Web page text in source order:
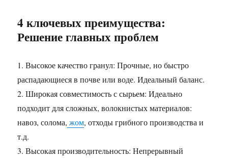
4 ключевых преимущества:
Решение главных проблем
1. Высокое качество гранул: Прочные, но быстро
распадающиеся в почве или воде. Идеальный баланс.
2. Широкая совместимость с сырьем: Идеально
подходит для сложных, волокнистых материалов:
навоз, солома, жом, отходы грибного производства и
т.д.
3. Высокая производительность: Непрерывный